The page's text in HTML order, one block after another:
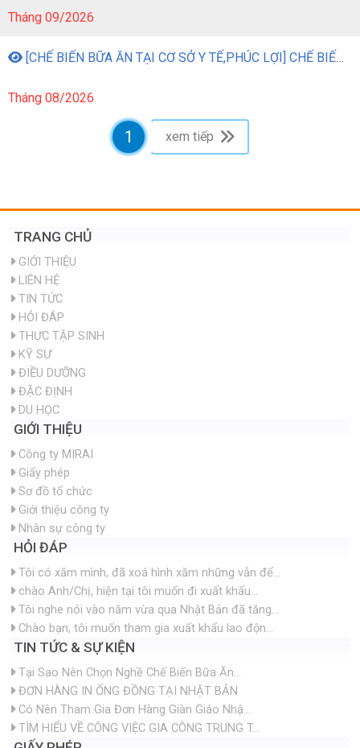
Tháng 09/2026
[CHẾ BIẾN BỮA ĂN TẠI CƠ SỞ Y TẾ,PHÚC LỢI] CHẾ BIẾN BỮA ĂN TẠI CƠ SỞ Y TẾ, PHÚC LỢI
Tháng 08/2026
1 xem tiếp
TRANG CHỦ
GIỚI THIỆU
LIÊN HỆ
TIN TỨC
HỎI ĐÁP
THỰC TẬP SINH
KỸ SƯ
ĐIỀU DƯỠNG
ĐẶC ĐỊNH
DU HỌC
GIỚI THIỆU
Công ty MIRAI
Giấy phép
Sơ đồ tổ chức
Giới thiệu công ty
Nhân sự công ty
HỎI ĐÁP
Tôi có xăm mình, đã xoá hình xăm những vẫn để...
chào Anh/Chị, hiện tại tôi muốn đi xuất khẩu...
Tôi nghe nói vào năm vừa qua Nhật Bản đã tăng...
Chào bạn, tôi muốn tham gia xuất khẩu lao độn...
TIN TỨC & SỰ KIỆN
Tại Sao Nên Chọn Nghề Chế Biến Bữa Ăn...
ĐƠN HÀNG IN ỐNG ĐỒNG TẠI NHẬT BẢN
Có Nên Tham Gia Đơn Hàng Giàn Giáo Nhậ...
TÌM HIỂU VỀ CÔNG VIỆC GIA CÔNG TRUNG T...